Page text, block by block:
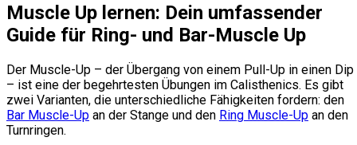
Muscle Up lernen: Dein umfassender
Guide für Ring- und Bar-Muscle Up
Der Muscle-Up – der Übergang von einem Pull-Up in einen Dip
– ist eine der begehrtesten Übungen im Calisthenics. Es gibt
zwei Varianten, die unterschiedliche Fähigkeiten fordern: den
Bar Muscle-Up an der Stange und den Ring Muscle-Up an den
Turnringen.